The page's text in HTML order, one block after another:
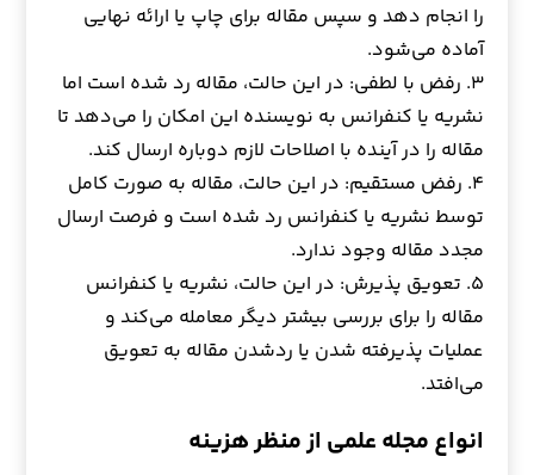
را انجام دهد و سپس مقاله برای چاپ یا ارائه نهایی
آماده می‌شود.
۳. رفض با لطفی: در این حالت، مقاله رد شده است اما
نشریه یا کنفرانس به نویسنده این امکان را می‌دهد تا
مقاله را در آینده با اصلاحات لازم دوباره ارسال کند.
۴. رفض مستقیم: در این حالت، مقاله به صورت کامل
توسط نشریه یا کنفرانس رد شده است و فرصت ارسال
مجدد مقاله وجود ندارد.
۵. تعویق پذیرش: در این حالت، نشریه یا کنفرانس
مقاله را برای بررسی بیشتر دیگر معامله می‌کند و
عملیات پذیرفته شدن یا ردشدن مقاله به تعویق
می‌افتد.
انواع مجله علمی از منظر هزینه